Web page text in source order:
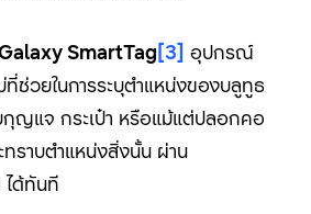
SmartTag[3] อุปกรณ์
ช่วยในการระบุตำแหน่งของบลูทูธ
กุญแจ กระเป๋า หรือแม้แต่ปลอกคอ
ทราบตำแหน่งสิ่งนั้น ผ่าน
ได้ทันที